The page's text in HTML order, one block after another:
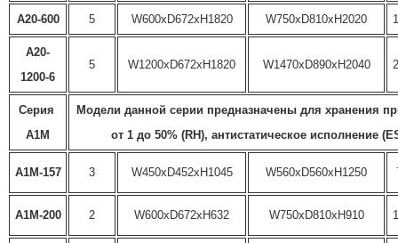
A20-600 5 W600xD672xH1820 W750xD810xH2020
A20-
1200-6
5 W1200xD672xH1820 W1470xD890xH2040
Серия
А1M
Модели данной серии предназначены для хранения
от 1 до 50% (RH), антистатическое исполнение
A1M-157 3 W450xD452xH1045 W560xD560xH1250
A1M-200 2 W600xD672xH632 W750xD810xH910